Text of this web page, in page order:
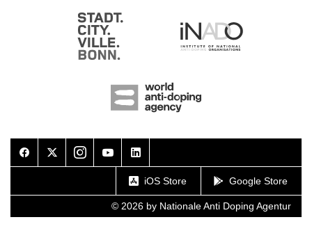
FacebookTwitterInstagramYoutubeLinkedIn
iOS Store Google Store
© 2026 by Nationale Anti Doping Agentur